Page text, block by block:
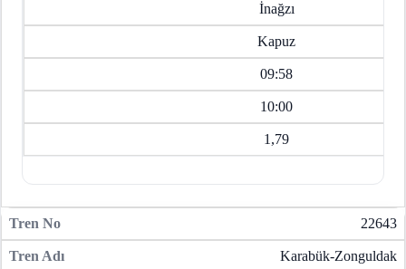
İnağzı
Kapuz
09:58
10:00
1,79
22643
Karabük-Zonguldak